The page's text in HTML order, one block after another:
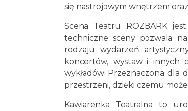
się nastrojowym wnętrzem
Scena Teatru ROZBARK
techniczne sceny pozwala
rodzaju wydarzeń
koncertów, wystaw i innych
wykładów. Przeznaczona dla
przestrzeni, dzięki czemu
Kawiarenka Teatralna to